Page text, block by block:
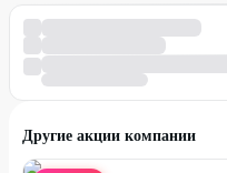
Другие акции компании